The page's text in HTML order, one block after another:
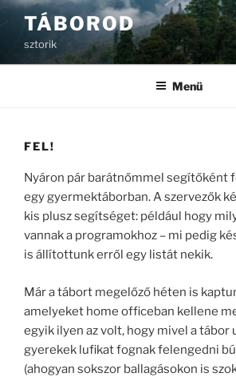
Tartalomhoz
TÁBOROD
sztorik
Menü
FEL!
Nyáron pár barátnőmmel segítőként
egy gyermektáborban. A szervezők
kis plusz segítséget: például hogy
vannak a programokhoz – mi pedig
is állítottunk erről egy listát nekik.
Már a tábort megelőző héten is
amelyeket home officeban kellene
egyik ilyen az volt, hogy mivel a tábor
gyerekek lufikat fognak felengedni
(ahogyan sokszor ballagásokon is